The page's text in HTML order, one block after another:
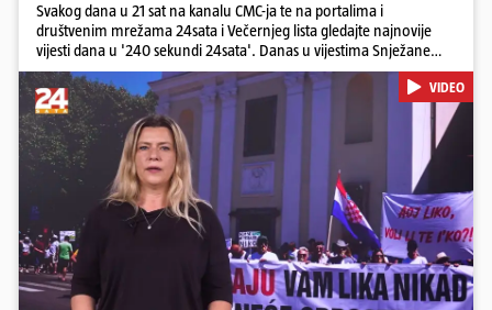
Svakog dana u 21 sat na kanalu CMC-ja te na portalima i
društvenim mrežama 24sata i Večernjeg lista gledajte najnovije
vijesti dana u '240 sekundi 24sata'. Danas u vijestima Snježane
Krnetić: Lika teško zagađena s 37.000 tona opasnog otpada, Troje
poginulih u nesreći u Zagrebu, Uhićen načelnik Svetog Ivana
Žabna, Borba za život Denisa Vejzovića, Krajaču režu ovlasti: Slijedi
otkaz...
Pokretanje videa...
VIDEO